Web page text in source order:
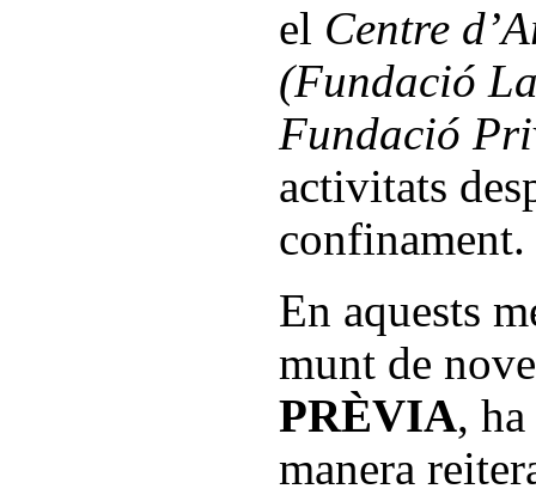
el Centre
(Fundació
Fundació
activitats
confinament.
En aquests
munt de
PRÈVIA,
manera